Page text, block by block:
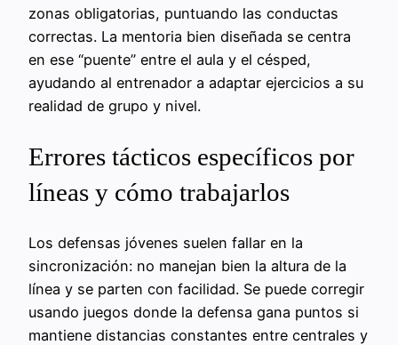
zonas obligatorias, puntuando las conductas
correctas. La mentoria bien diseñada se centra
en ese “puente” entre el aula y el césped,
ayudando al entrenador a adaptar ejercicios a su
realidad de grupo y nivel.
Errores tácticos específicos por
líneas y cómo trabajarlos
Los defensas jóvenes suelen fallar en la
sincronización: no manejan bien la altura de la
línea y se parten con facilidad. Se puede corregir
usando juegos donde la defensa gana puntos si
mantiene distancias constantes entre centrales y